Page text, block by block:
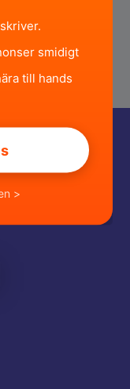
smidigt
till hands
>